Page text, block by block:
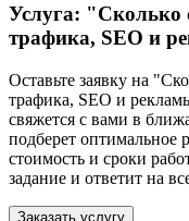
Услуга: "Сколько
трафика, SEO и
Оставьте заявку на
трафика, SEO и
свяжется с вами в
подберет оптимальное
стоимость и сроки
задание и ответит на
Заказать услугу